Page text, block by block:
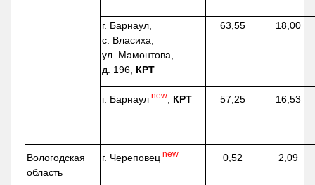
г. Барнаул,
с. Власиха,
ул. Мамонтова,
д. 196, КРТ
63,55 18,00
г. Барнаул new КРТ 57,25 16,53
Вологодская
область
г. Череповец new 0,52 2,09